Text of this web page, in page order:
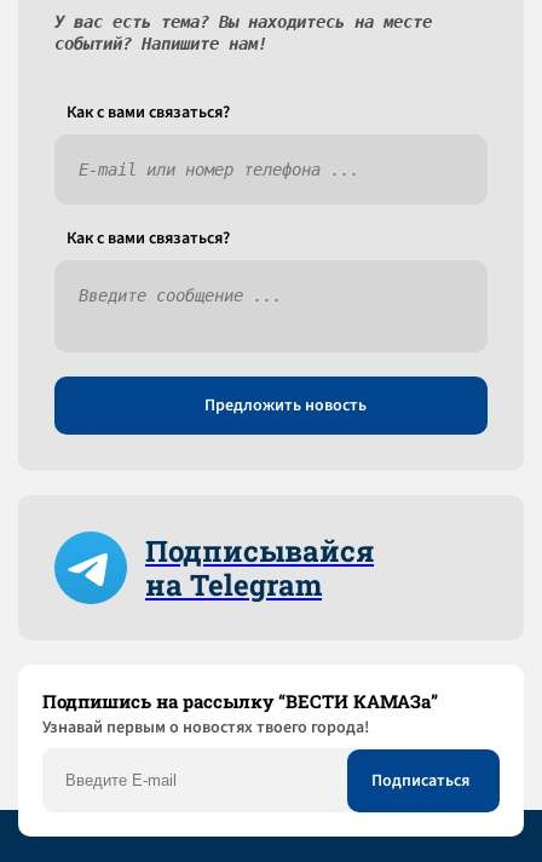
У вас есть тема? Вы находитесь на месте
событий? Напишите нам!
Как c вами связаться?
Как c вами связаться?
Предложить новость
Подписывайся
на Telegram
Подпишись на рассылку “ВЕСТИ КАМАЗа”
Узнaвай первым о новостях твоего города!